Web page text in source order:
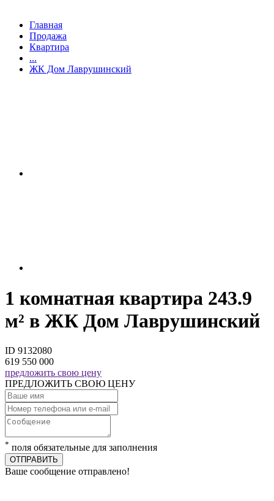
Главная
Продажа
Квартира
...
ЖК Дом Лаврушинский
1 комнатная квартира 243.9
м² в ЖК Дом Лаврушинский
ID 9132080
619 550 000
предложить свою цену
ПРЕДЛОЖИТЬ СВОЮ ЦЕНУ
* поля обязательные для заполнения
ОТПРАВИТЬ
Ваше сообщение отправлено!